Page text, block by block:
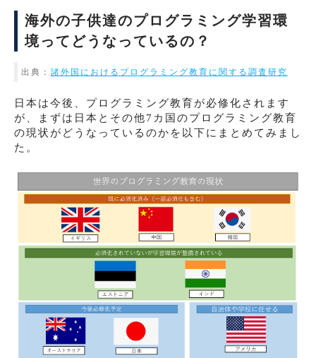
海外の子供達のプログラミング学習環
境ってどうなっているの？
出典： 諸外国におけるプログラミング教育に関する調査研究
日本は今後、プログラミング教育が必修化されます
が、まずは日本とその他7カ国のプログラミング教育
の現状がどうなっているのかを以下にまとめてみまし
た。